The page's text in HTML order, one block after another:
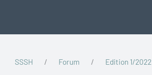
SSSH / Forum / Edition 1/2022